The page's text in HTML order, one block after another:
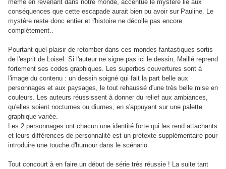
même en revenant dans notre monde, accentue le mystère lié aux
conséquences que cette escapade aurait bien pu avoir sur Pauline. Le
mystère reste donc entier et l'histoire ne décolle pas encore
complètement..
Pourtant quel plaisir de retomber dans ces mondes fantastiques sortis
de l'esprit de Loisel. Si l'auteur ne signe pas ici le dessin, Maillé reprend
fortement ses codes graphiques. Les superbes couvertures sont à
l'image du contenu : un dessin soigné qui fait la part belle aux
personnages et aux paysages, le tout rehaussé d'une très belle mise en
couleurs. Les auteurs réussissent à donner du relief aux ambiances,
qu'elles soient nocturnes ou diurnes, en s'appuyant sur une palette
graphique variée.
Les 2 personnages ont chacun une identité forte qui les rend attachants
et leurs différences de personnalité est un prétexte supplémentaire pour
introduire une touche d'humour dans le scénario.
Tout concourt à en faire un début de série très réussie ! La suite tant